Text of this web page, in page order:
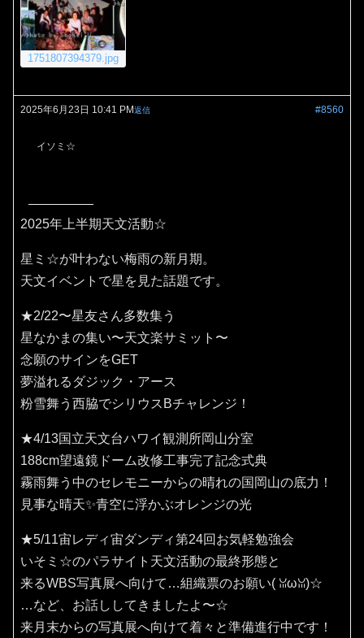
1751807394379.jpg
2025年6月23日 10:41 PM #8560
返信
イソミ☆
2025年上半期天文活動☆
星ミ☆が叶わない梅雨の新月期。
天文イベントで星を見た話題です。
★2/22〜星友さん多数集う
星なかまの集い〜天文楽サミット〜
念願のサインをGET
夢溢れるダジック・アース
粉雪舞う西脇でシリウスBチャレンジ！
★4/13国立天文台ハワイ観測所岡山分室
188cm望遠鏡ドーム改修工事完了記念式典
霧雨舞う中のセレモニーからの晴れの国岡山の底力！
見事な晴天✨️青空に浮かぶオレンジの光
★5/11宙レディ宙ダンディ第24回お気軽勉強会
いそミ☆のパラサイト天文活動の最終形態と
来るWBS写真展へ向けて…組織票のお願い(⁠ ⁠ꈍ⁠ω⁠ꈍ⁠)☆
…など、お話ししてきましたよ〜☆
来月末からの写真展へ向けて着々と準備進行中です！